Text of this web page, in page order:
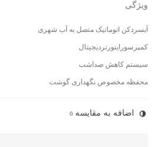
ویژگی
آبسردکن اتوماتیک متصل به آب شهری
کمپرسوراینورتردیجیتال
سیستم کاهش صداشب
محفظه مخصوص نگهداری گوشت
اضافه به مقایسه 0